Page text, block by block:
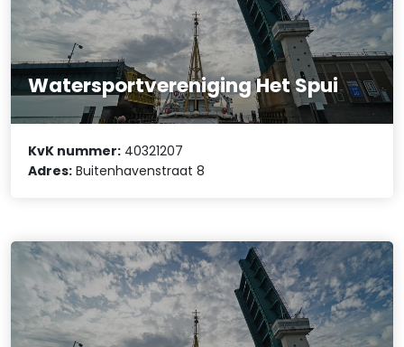
Watersportvereniging Het Spui
KvK nummer: 40321207
Adres: Buitenhavenstraat 8